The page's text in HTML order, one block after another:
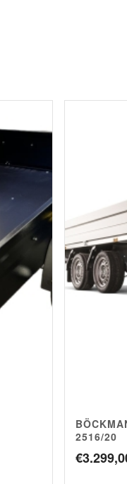
2516/20
€